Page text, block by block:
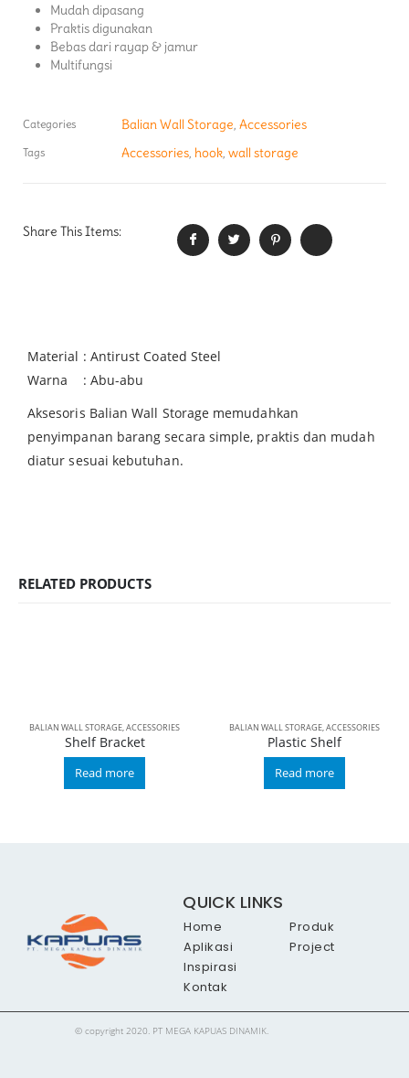
Mudah dipasang
Praktis digunakan
Bebas dari rayap & jamur
Multifungsi
Categories Balian Wall Storage, Accessories
Tags Accessories, hook, wall storage
Share This Items:
Material : Antirust Coated Steel
Warna : Abu-abu
Aksesoris Balian Wall Storage memudahkan
penyimpanan barang secara simple, praktis dan mudah
diatur sesuai kebutuhan.
RELATED PRODUCTS
BALIAN WALL STORAGE,ACCESSORIES
Shelf Bracket
Read more
BALIAN WALL STORAGE,ACCESSORIES
Plastic Shelf
Read more
QUICK LINKS
Home
Aplikasi
Produk
Project
Inspirasi
Kontak
© copyright 2020. PT MEGA KAPUAS DINAMIK.